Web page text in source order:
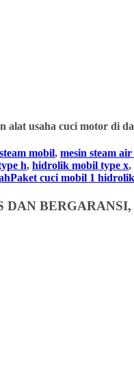
alat usaha cuci motor di
mobil, mesin steam
h, hidrolik mobil type x,
cuci mobil 1